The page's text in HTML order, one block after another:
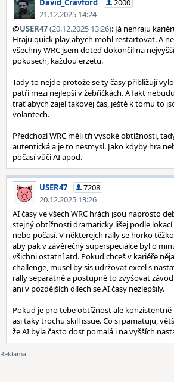
David_Cravford
2000
21.12.2025 14:24
@USER47(20.12.2025 13:26): Já nehraju
Hraju quick play abych mohl restartovat. A
všechny WRC jsem doteď dokončil na
pokusech, každou erzetu.
Tady to nejde protože se ty časy přibližují
patří mezi nejlepší v žebříčkách. A fakt
trať abych zajel takovej čas, ještě k tomu to
volantech.
Předchozí WRC měli tři vysoké obtížnosti,
autentická a je to nesmysl. Jako kdyby hra
počasí vůči AI apod.
USER47
7208
20.12.2025 13:26
AI časy ve všech WRC hrách jsou naprosto
stejný obtížnosti dramaticky lišej podle
nebo počasí. V některejch rally se horko
aby pak v závěrečný superspeciálce byl o
všichni ostatní atd. Pokud chceš v kariéře
challenge, musel by sis udržovat excel s
rally separátně a postupně to zvyšovat
ani v pozdějších dílech se AI časy nezlepšily.
Pokud je pro tebe obtížnost ale
asi taky trochu skill issue. Co si pamatuju,
že AI byla často dost pomalá i na vyšších